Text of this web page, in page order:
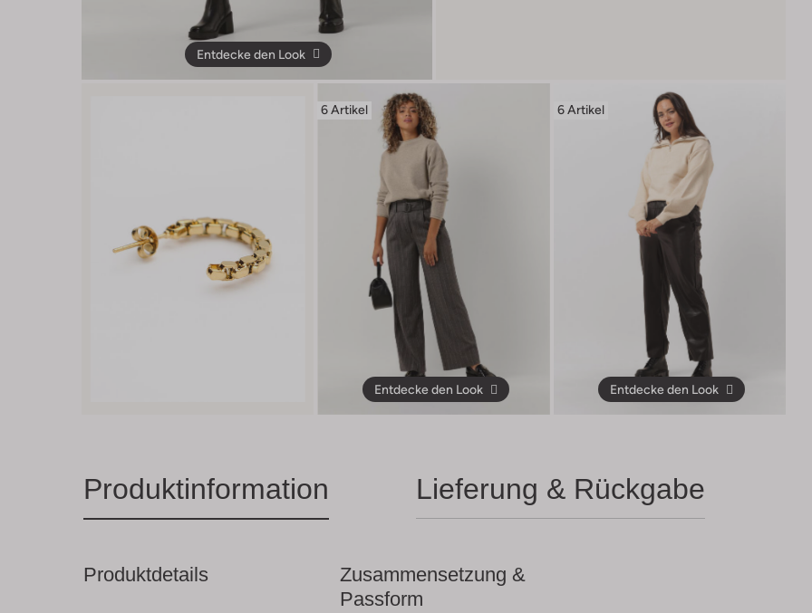
Entdecke den Look
6 Artikel
Entdecke den Look
6 Artikel
Entdecke den Look
Produktinformation Lieferung & Rückgabe
Produktdetails
Zusammensetzung &
Passform